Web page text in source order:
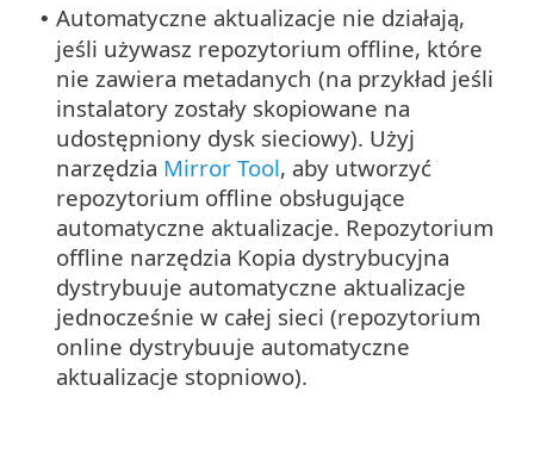
• Automatyczne aktualizacje nie działają,
jeśli używasz repozytorium offline, które
nie zawiera metadanych (na przykład jeśli
instalatory zostały skopiowane na
udostępniony dysk sieciowy). Użyj
narzędzia Mirror Tool, aby utworzyć
repozytorium offline obsługujące
automatyczne aktualizacje. Repozytorium
offline narzędzia Kopia dystrybucyjna
dystrybuuje automatyczne aktualizacje
jednocześnie w całej sieci (repozytorium
online dystrybuuje automatyczne
aktualizacje stopniowo).